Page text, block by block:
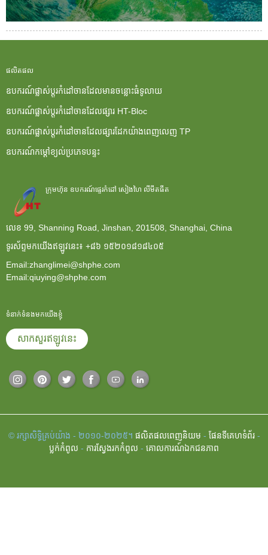
ផលិតផល
ឧបករណ៍ផ្លាស់ប្តូរកំដៅចានដែលមានចន្លោះធំទូលាយ
ឧបករណ៍ផ្លាស់ប្តូរកំដៅចានដែលផ្សារ HT-Bloc
ឧបករណ៍ផ្លាស់ប្តូរកំដៅចានដែលផ្សារដែកយ៉ាងពេញលេញ TP
ឧបករណ៍កម្តៅខ្យល់ប្រភេទបន្ទះ
ក្រុមហ៊ុន ឧបករណ៍ផ្ទេរកំដៅ សៀងហៃ លីមីតធីត
លេខ 99, Shanning Road, Jinshan, 201508, Shanghai, China
ទូរស័ព្ទមកយើងឥឡូវនេះ៖ +៨៦ ១៥២០១៨១៨៤០៥
Email:zhanglimei@shphe.com
Email:qiuying@shphe.com
ទំនាក់ទំនងមកយើងខ្ញុំ
សាកសួរឥឡូវនេះ
© រក្សាសិទ្ធិគ្រប់យ៉ាង - ២០១០-២០២៥។ ផលិតផលពេញនិយម - ផែនទីគេហទំព័រ-
ប្លក់​កំពូល - ការស្វែងរកកំពូល - គោលការណ៍ឯកជនភាព